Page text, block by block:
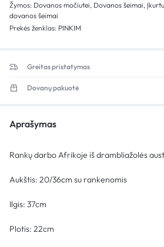
Žymos: Dovanos močiutei, Dovanos šeimai,
dovanos šeimai
Prekės ženklas: PINKIM
Greitas pristatymas
Dovanų pakuotė
Aprašymas
Rankų darbo Afrikoje iš drambliažolės
Aukštis: 20/36cm su rankenomis
Ilgis: 37cm
Plotis: 22cm